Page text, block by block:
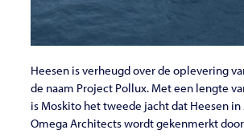
Heesen is verheugd over de oplevering
de naam Project Pollux. Met een lengte
is Moskito het tweede jacht dat Heesen
Omega Architects wordt gekenmerkt